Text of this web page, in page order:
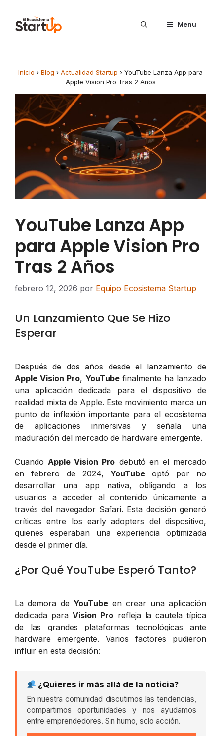
Menu
Inicio › Blog › Actualidad Startup › YouTube Lanza App para
Apple Vision Pro Tras 2 Años
YouTube Lanza App
para Apple Vision Pro
Tras 2 Años
febrero 12, 2026 por Equipo Ecosistema Startup
Un Lanzamiento Que Se Hizo
Esperar
Después de dos años desde el lanzamiento de
Apple Vision Pro, YouTubefinalmente ha lanzado
una aplicación dedicada para el dispositivo de
realidad mixta de Apple. Este movimiento marca un
punto de inflexión importante para el ecosistema
de aplicaciones inmersivas y señala una
maduración del mercado de hardware emergente.
Cuando Apple Vision Pro debutó en el mercado
en febrero de 2024, YouTube optó por no
desarrollar una app nativa, obligando a los
usuarios a acceder al contenido únicamente a
través del navegador Safari. Esta decisión generó
críticas entre los early adopters del dispositivo,
quienes esperaban una experiencia optimizada
desde el primer día.
¿Por Qué YouTube Esperó Tanto?
La demora de YouTube en crear una aplicación
dedicada paraVision Pro refleja la cautela típica
de las grandes plataformas tecnológicas ante
hardware emergente. Varios factores pudieron
influir en esta decisión:
¿Quieres ir más allá de la noticia?
En nuestra comunidad discutimos las tendencias,
compartimos oportunidades y nos ayudamos
entre emprendedores. Sin humo, solo acción.